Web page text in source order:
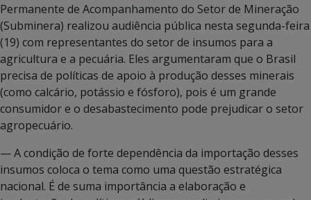
Permanente de Acompanhamento do Setor de Mineração
(Subminera) realizou audiência pública nesta segunda-feira
(19) com representantes do setor de insumos para a
agricultura e a pecuária. Eles argumentaram que o Brasil
precisa de políticas de apoio à produção desses minerais
(como calcário, potássio e fósforo), pois é um grande
consumidor e o desabastecimento pode prejudicar o setor
agropecuário.
— A condição de forte dependência da importação desses
insumos coloca o tema como uma questão estratégica
nacional. É de suma importância a elaboração e